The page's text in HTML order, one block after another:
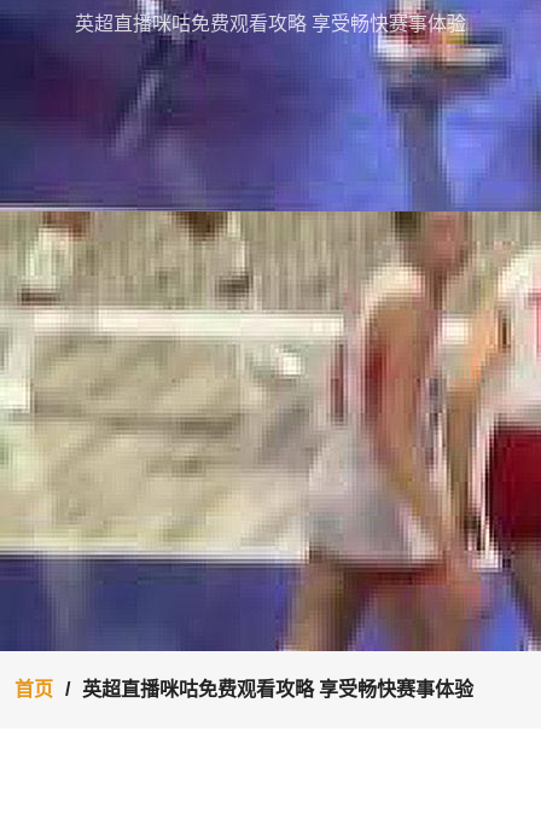
英超直播咪咕免费观看攻略 享受畅快赛事体验
首页 英超直播咪咕免费观看攻略 享受畅快赛事体验